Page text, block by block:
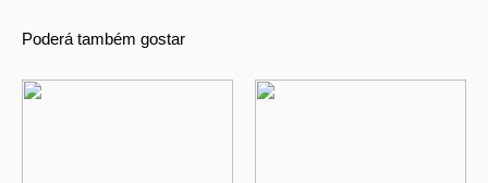
Poderá também gostar